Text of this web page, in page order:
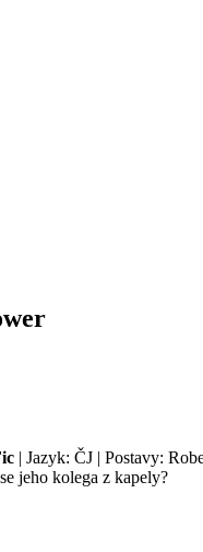
| Jazyk: ČJ | Postavy:
jeho kolega z kapely?